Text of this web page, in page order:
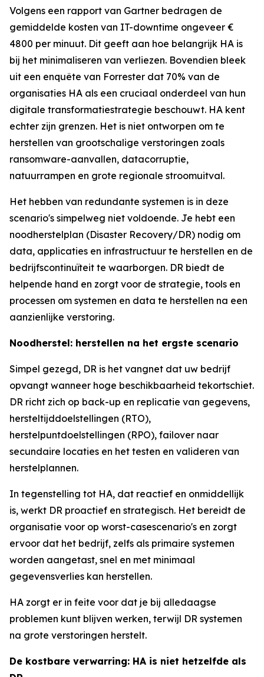
Volgens een rapport van Gartner bedragen de
gemiddelde kosten van IT-downtime ongeveer €
4800 per minuut. Dit geeft aan hoe belangrijk HA is
bij het minimaliseren van verliezen. Bovendien bleek
uit een enquête van Forrester dat 70% van de
organisaties HA als een cruciaal onderdeel van hun
digitale transformatiestrategie beschouwt. HA kent
echter zijn grenzen. Het is niet ontworpen om te
herstellen van grootschalige verstoringen zoals
ransomware-aanvallen, datacorruptie,
natuurrampen en grote regionale stroomuitval.
Het hebben van redundante systemen is in deze
scenario's simpelweg niet voldoende. Je hebt een
noodherstelplan (Disaster Recovery/DR) nodig om
data, applicaties en infrastructuur te herstellen en de
bedrijfscontinuïteit te waarborgen. DR biedt de
helpende hand en zorgt voor de strategie, tools en
processen om systemen en data te herstellen na een
aanzienlijke verstoring.
Noodherstel: herstellen na het ergste scenario
Simpel gezegd, DR is het vangnet dat uw bedrijf
opvangt wanneer hoge beschikbaarheid tekortschiet.
DR richt zich op back-up en replicatie van gegevens,
hersteltijddoelstellingen (RTO),
herstelpuntdoelstellingen (RPO), failover naar
secundaire locaties en het testen en valideren van
herstelplannen.
In tegenstelling tot HA, dat reactief en onmiddellijk
is, werkt DR proactief en strategisch. Het bereidt de
organisatie voor op worst-casescenario's en zorgt
ervoor dat het bedrijf, zelfs als primaire systemen
worden aangetast, snel en met minimaal
gegevensverlies kan herstellen.
HA zorgt er in feite voor dat je bij alledaagse
problemen kunt blijven werken, terwijl DR systemen
na grote verstoringen herstelt.
De kostbare verwarring: HA is niet hetzelfde als